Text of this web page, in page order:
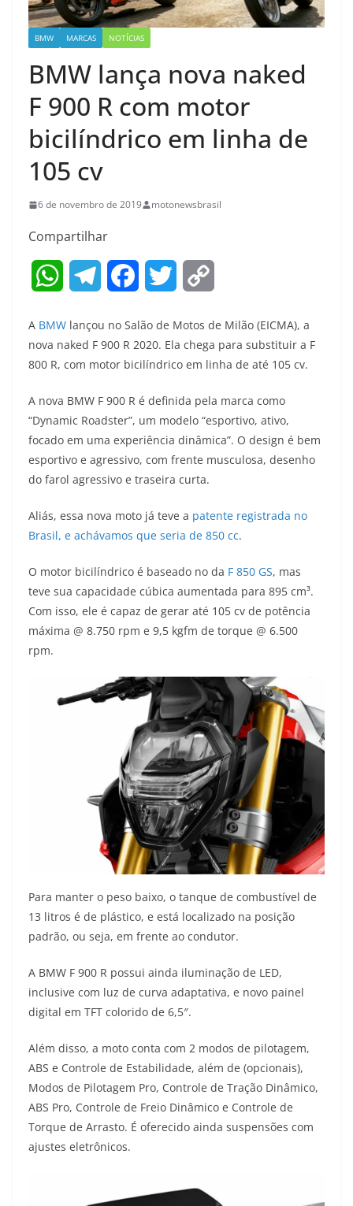
BMW MARCAS NOTÍCIAS
BMW lança nova naked
F 900 R com motor
bicilíndrico em linha de
105 cv
6 de novembro de 2019 motonewsbrasil
Compartilhar
W
a
t
s
p
l
e
g
a
c
e
b
o
o
i
t
t
e
r
p
y
L
n
A BMW lançou no Salão de Motos de Milão (EICMA), a
nova naked F 900 R 2020. Ela chega para substituir a F
800 R, com motor bicilíndrico em linha de até 105 cv.
A nova BMW F 900 R é definida pela marca como
“Dynamic Roadster”, um modelo “esportivo, ativo,
focado em uma experiência dinâmica”. O design é bem
esportivo e agressivo, com frente musculosa, desenho
do farol agressivo e traseira curta.
Aliás, essa nova moto já teve a patente registrada no
Brasil, e achávamos que seria de 850 cc.
O motor bicilíndrico é baseado no da F 850 GS, mas
teve sua capacidade cúbica aumentada para 895 cm³.
Com isso, ele é capaz de gerar até 105 cv de potência
máxima @ 8.750 rpm e 9,5 kgfm de torque @ 6.500
rpm.
Para manter o peso baixo, o tanque de combustível de
13 litros é de plástico, e está localizado na posição
padrão, ou seja, em frente ao condutor.
A BMW F 900 R possui ainda iluminação de LED,
inclusive com luz de curva adaptativa, e novo painel
digital em TFT colorido de 6,5″.
Além disso, a moto conta com 2 modos de pilotagem,
ABS e Controle de Estabilidade, além de (opcionais),
Modos de Pilotagem Pro, Controle de Tração Dinâmico,
ABS Pro, Controle de Freio Dinâmico e Controle de
Torque de Arrasto. É oferecido ainda suspensões com
ajustes eletrônicos.